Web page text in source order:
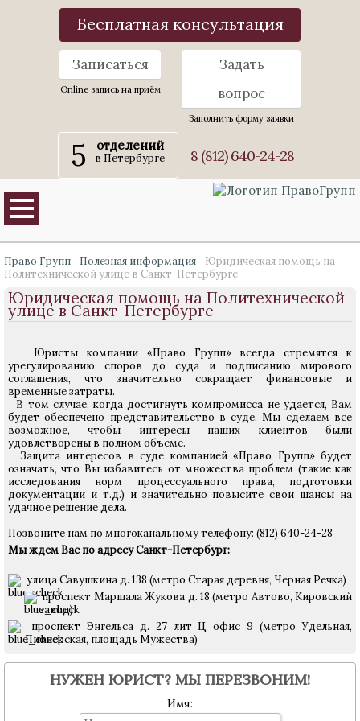
Бесплатная консультация
Записаться
Online запись на приём
Задать
вопрос
Заполнить форму заявки
5 отделений
в Петербурге 8 (812) 640-24-28
Право Групп Полезная информация
Юридическая помощь на
Политехнической улице в Санкт-Петербурге
Юридическая помощь на Политехнической
улице в Санкт-Петербурге
Юристы компании «Право Групп» всегда стремятся к
урегулированию споров до суда и подписанию мирового
соглашения, что значительно сокращает финансовые и
временные затраты.
В том случае, когда достигнуть компромисса не удается, Вам
будет обеспечено представительство в суде. Мы сделаем все
возможное, чтобы интересы наших клиентов были
удовлетворены в полном объеме.
Защита интересов в суде компанией «Право Групп» будет
означать, что Вы избавитесь от множества проблем (такие как
исследования норм процессуального права, подготовки
документации и т.д.) и значительно повысите свои шансы на
удачное решение дела.
Позвоните нам по многоканальному телефону: (812) 640-24-28
Мы ждем Вас по адресу Санкт-Петербург:
улица Савушкина д. 138 (метро Старая деревня, Черная Речка)
проспект Маршала Жукова д. 18 (метро Автово, Кировский
завод)
проспект Энгельса д. 27 лит Ц офис 9 (метро Удельная,
Пионерская, площадь Мужества)
НУЖЕН ЮРИСТ? МЫ ПЕРЕЗВОНИМ!
Имя: